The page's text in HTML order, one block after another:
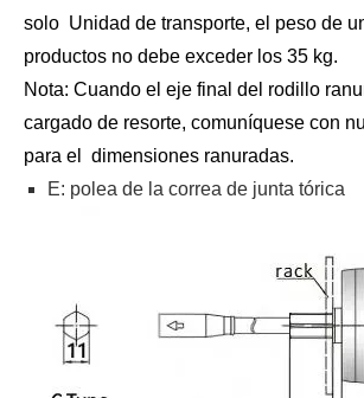
solo Unidad de transporte, el peso de
productos no debe exceder los 35 kg.
Nota: Cuando el eje final del rodillo
cargado de resorte, comuníquese con
para el dimensiones ranuradas.
E: polea de la correa de junta tórica